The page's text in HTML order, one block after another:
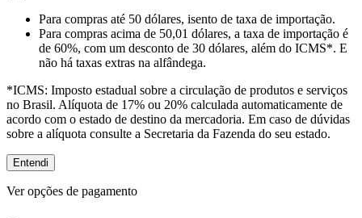
Para compras até 50 dólares, isento de taxa de importação.
Para compras acima de 50,01 dólares, a taxa de importação é
de 60%, com um desconto de 30 dólares, além do ICMS*. E
não há taxas extras na alfândega.
*ICMS: Imposto estadual sobre a circulação de produtos e serviços
no Brasil. Alíquota de 17% ou 20% calculada automaticamente de
acordo com o estado de destino da mercadoria. Em caso de dúvidas
sobre a alíquota consulte a Secretaria da Fazenda do seu estado.
Entendi
Ver opções de pagamento